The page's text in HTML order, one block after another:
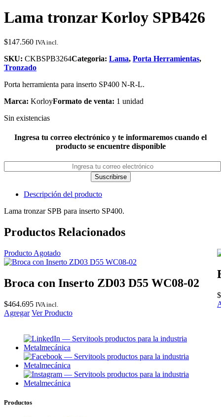
Lama tronzar Korloy SPB426
$147.560 IVA incl.
SKU: CKBSPB3264Categoria: Lama, Porta Herramientas,
Tronzado
Porta herramienta para inserto SP400 N-R-L.
Marca: KorloyFormato de venta: 1 unidad
Sin existencias
Ingresa tu correo electrónico y te informaremos cuando el
producto se encuentre disponible
Suscribirse
Descripción del producto
Lama tronzar SPB para inserto SP400.
Productos Relacionados
Producto Agotado
Broca con Inserto ZD03 D55 WC08-02
$464.695 IVA incl.
Agregar Ver Producto
$
Productos